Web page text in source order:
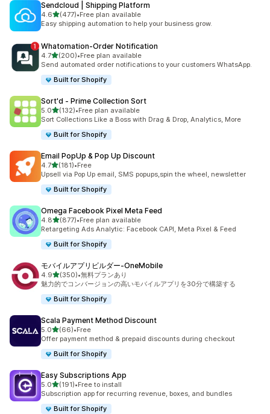
Sendcloud | Shipping Platform
4.65つ星中
(477)
合計レビュー数：477件
•Free plan available
Easy shipping automation to help your business grow.
Whatomation‑Order Notification
4.75つ星中
(200)
合計レビュー数：200件
•Free plan available
Send automated order notifications to your customers WhatsApp.
Built for Shopify
Sort'd ‑ Prime Collection Sort
5.05つ星中
(132)
合計レビュー数：132件
•Free plan available
Sort Collections Like a Boss with Drag & Drop, Analytics, More
Built for Shopify
Email PopUp & Pop Up Discount
4.75つ星中
(181)
合計レビュー数：181件
•Free
Upsell via Pop Up email, SMS popups,spin the wheel, newsletter
Built for Shopify
Omega Facebook Pixel Meta Feed
4.85つ星中
(877)
合計レビュー数：877件
•Free plan available
Retargeting Ads Analytic: Facebook CAPI, Meta Pixel & Feed
Built for Shopify
モバイルアプリビルダー‑OneMobile
4.95つ星中
(350)
合計レビュー数：350件
•無料プランあり
魅力的でコンバージョンの高いモバイルアプリを30分で構築する
Built for Shopify
Scala Payment Method Discount
5.05つ星中
(66)
合計レビュー数：66件
•Free
Offer payment method & prepaid discounts during checkout
Built for Shopify
Easy Subscriptions App
5.05つ星中
(191)
合計レビュー数：191件
•Free to install
Subscription app for recurring revenue, boxes, and bundles
Built for Shopify